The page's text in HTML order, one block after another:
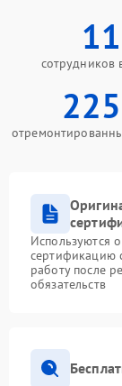
11
сотрудников
Используются
сертификацию
работу после
обязательств